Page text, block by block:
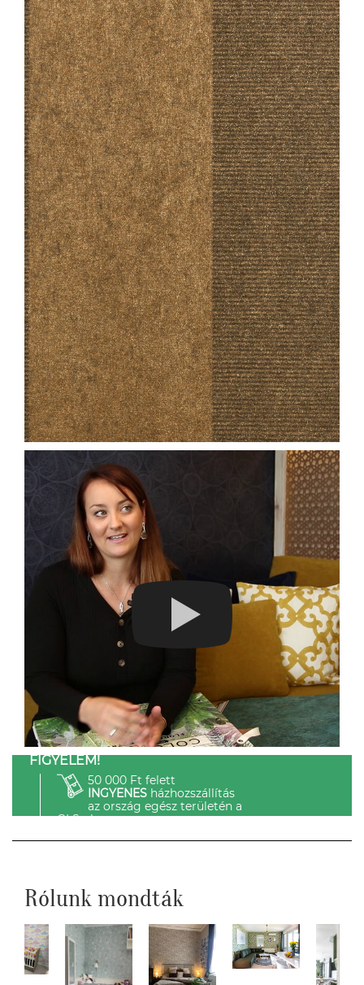
FIGYELEM!
50 000 Ft felett
INGYENESházhozszállítás
az ország egész területén a
GLS-el.
Rólunk mondták